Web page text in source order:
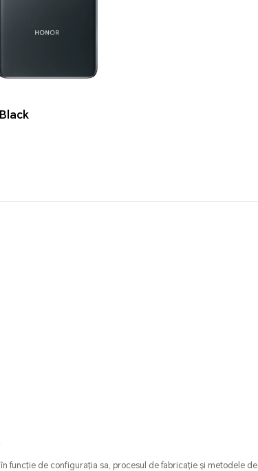
Black
funcție de configurația sa, procesul de fabricație și metodele de